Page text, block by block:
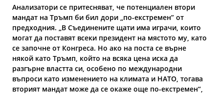
Анализатори се притесняват, че потенциален втори
мандат на Тръмп би бил дори „по-екстремен” от
предходния. „В Съединените щати има играчи, които
могат да поставят всеки президент на мястото му, като
се започне от Конгреса. Но ако на поста се върне
някой като Тръмп, който на всяка цена иска да
разгърне властта си, особено по международни
въпроси като изменението на климата и НАТО, тогава
вторият мандат може да се окаже още по-екстремен“,